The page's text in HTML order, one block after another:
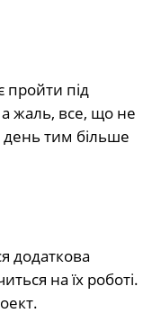
пройти під
жаль, все, що не
день тим більше
додаткова
на їх роботі.